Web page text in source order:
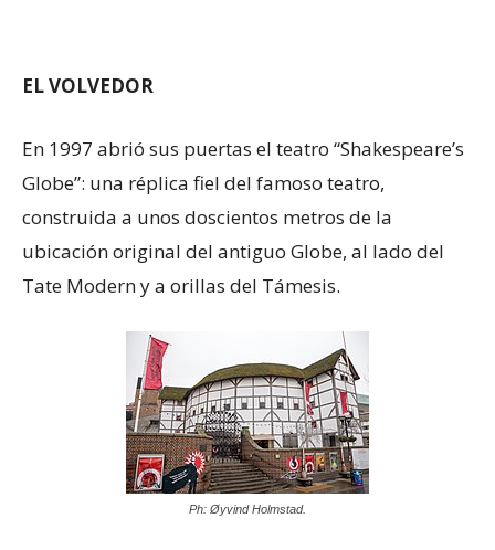
EL VOLVEDOR
En 1997 abrió sus puertas el teatro “Shakespeare’s
Globe”: una réplica fiel del famoso teatro,
construida a unos doscientos metros de la
ubicación original del antiguo Globe, al lado del
Tate Modern y a orillas del Támesis.
Ph: Øyvind Holmstad.